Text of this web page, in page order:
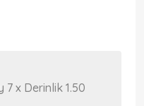
7 x Derinlik 1.50